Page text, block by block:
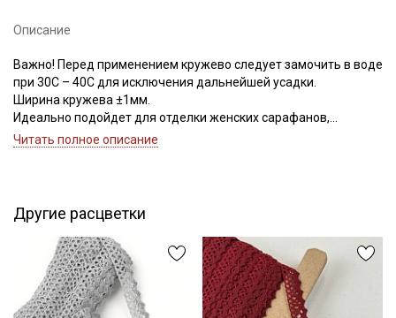
Описание
Важно! Перед применением кружево следует замочить в воде
при 30С – 40С для исключения дальнейшей усадки.
Ширина кружева ±1мм.
Идеально подойдет для отделки женских сарафанов,
платьев, юбок, рукавов.
Цветопередача может отличаться от оригинального цвета в
зависимости от настроек вашего монитора и в зависимости от
партии тон кружева может отличаться.
Читать полное описание
Другие расцветки